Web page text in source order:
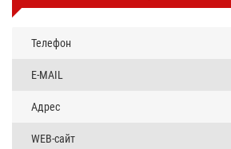
Телефон
E-MAIL
Адрес
WEB-сайт